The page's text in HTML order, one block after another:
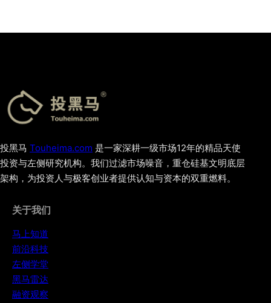
投黑马 Touheima.com 是一家深耕一级市场12年的精品天使
投资与左侧研究机构。我们过滤市场噪音，重仓硅基文明底层
架构，为投资人与极客创业者提供认知与资本的双重燃料。
关于我们
马上知道
前沿科技
左侧学堂
黑马雷达
融资观察